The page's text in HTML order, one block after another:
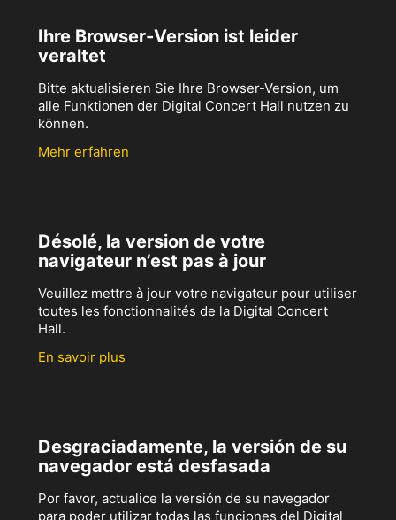
Ihre Browser-Version ist leider
veraltet
Bitte aktualisieren Sie Ihre Browser-Version, um
alle Funktionen der Digital Concert Hall nutzen zu
können.
Mehr erfahren
Désolé, la version de votre
navigateur n’est pas à jour
Veuillez mettre à jour votre navigateur pour utiliser
toutes les fonctionnalités de la Digital Concert
Hall.
En savoir plus
Desgraciadamente, la versión de su
navegador está desfasada
Por favor, actualice la versión de su navegador
para poder utilizar todas las funciones del Digital